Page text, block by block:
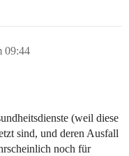
09:44
(weil diese
sind, und deren Ausfall
noch für